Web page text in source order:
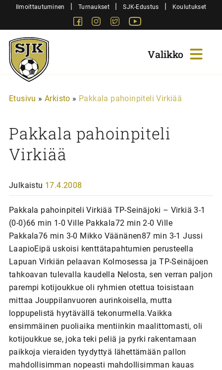
SiirryIlmoittautuminen | Turnaukset | SJK-Edustus | Koulutukset
FacebookInstagram
Twitter
Sjk-
Juniorit
Etusivu » Arkisto » Pakkala pahoinpiteli Virkiää
Pakkala pahoinpiteli
Virkiää
Julkaistu 17.4.2008
Pakkala pahoinpiteli Virkiää TP-Seinäjoki – Virkiä 3-1
(0-0)66 min 1-0 Ville Pakkala72 min 2-0 Ville
Pakkala76 min 3-0 Mikko Väänänen87 min 3-1 Jussi
LaapioEipä uskoisi kenttätapahtumien perusteella
Lapuan Virkiän pelaavan Kolmosessa ja TP-Seinäjoen
tahkoavan tulevalla kaudella Nelosta, sen verran paljon
parempi kotijoukkue oli ryhmien otettua toisistaan
mittaa Jouppilanvuoren aurinkoisella, mutta
loppupelistä hyytävällä tekonurmella.Vaikka
ensimmäinen puoliaika mentiinkin maalittomasti, oli
kotijoukkue se, joka teki peliä ja pyrki rakentamaan
paikkoja vieraiden tyydyttyä lähettämään pallon
mahdollisimman nopeasti mahdollisimman kauas